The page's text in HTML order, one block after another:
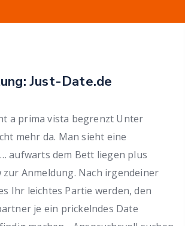
Just-Date.de
a prima vista begrenzt Unter
mehr da. Man sieht eine
aufwarts dem Bett liegen plus
zur Anmeldung. Nach irgendeiner
Ihr leichtes Partie werden, den
je ein prickelndes Date